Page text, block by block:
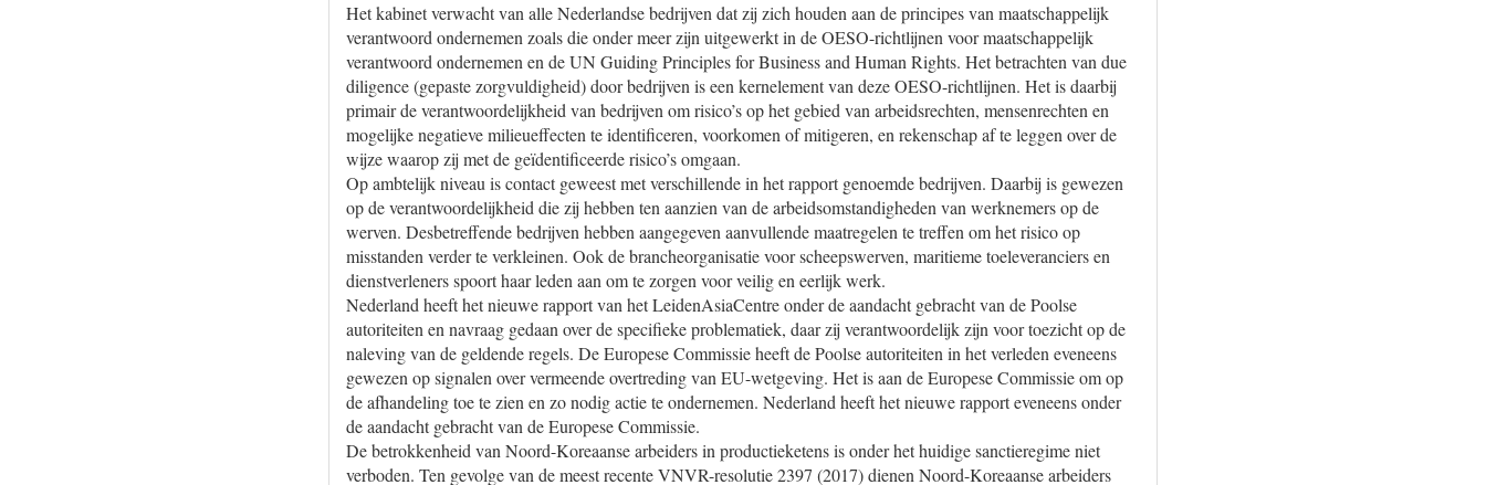
Het kabinet verwacht van alle Nederlandse bedrijven dat zij zich houden aan de principes van maatschappelijk
verantwoord ondernemen zoals die onder meer zijn uitgewerkt in de OESO-richtlijnen voor maatschappelijk
verantwoord ondernemen en de UN Guiding Principles for Business and Human Rights. Het betrachten van due
diligence (gepaste zorgvuldigheid) door bedrijven is een kernelement van deze OESO-richtlijnen. Het is daarbij
primair de verantwoordelijkheid van bedrijven om risico’s op het gebied van arbeidsrechten, mensenrechten en
mogelijke negatieve milieueffecten te identificeren, voorkomen of mitigeren, en rekenschap af te leggen over de
wijze waarop zij met de geïdentificeerde risico’s omgaan.
Op ambtelijk niveau is contact geweest met verschillende in het rapport genoemde bedrijven. Daarbij is gewezen
op de verantwoordelijkheid die zij hebben ten aanzien van de arbeidsomstandigheden van werknemers op de
werven. Desbetreffende bedrijven hebben aangegeven aanvullende maatregelen te treffen om het risico op
misstanden verder te verkleinen. Ook de brancheorganisatie voor scheepswerven, maritieme toeleveranciers en
dienstverleners spoort haar leden aan om te zorgen voor veilig en eerlijk werk.
Nederland heeft het nieuwe rapport van het LeidenAsiaCentre onder de aandacht gebracht van de Poolse
autoriteiten en navraag gedaan over de specifieke problematiek, daar zij verantwoordelijk zijn voor toezicht op de
naleving van de geldende regels. De Europese Commissie heeft de Poolse autoriteiten in het verleden eveneens
gewezen op signalen over vermeende overtreding van EU-wetgeving. Het is aan de Europese Commissie om op
de afhandeling toe te zien en zo nodig actie te ondernemen. Nederland heeft het nieuwe rapport eveneens onder
de aandacht gebracht van de Europese Commissie.
De betrokkenheid van Noord-Koreaanse arbeiders in productieketens is onder het huidige sanctieregime niet
verboden. Ten gevolge van de meest recente VNVR-resolutie 2397 (2017) dienen Noord-Koreaanse arbeiders